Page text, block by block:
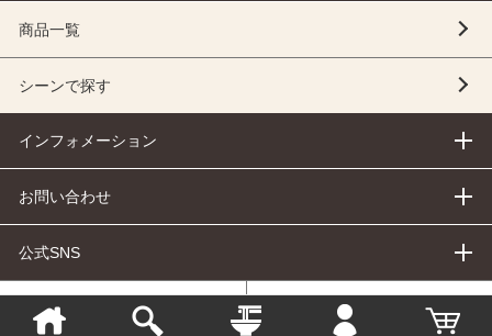
商品一覧
シーンで探す
インフォメーション
お問い合わせ
公式SNS
個人情報の取り扱いについて 特定商取引法に基づく表示